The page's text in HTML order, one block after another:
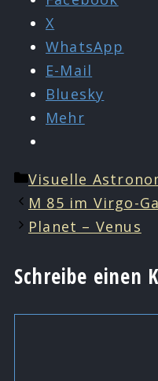
X
WhatsApp
E-Mail
Bluesky
Mehr
Kategorien
Visuelle
M 85 im Virgo-
Planet – Venus
Schreibe einen